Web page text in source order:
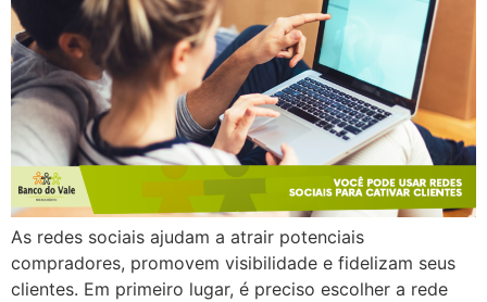
As redes sociais ajudam a atrair potenciais
compradores, promovem visibilidade e fidelizam seus
clientes. Em primeiro lugar, é preciso escolher a rede